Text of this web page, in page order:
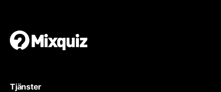
Tjänster